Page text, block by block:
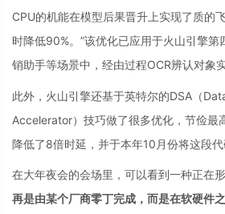
CPU的机能在模型后果晋升上实现了质的
时降低90%。”该优化已应用于火山引擎第
销助手等场景中，经由过程OCR辨认对象
此外，火山引擎还基于英特尔的DSA（
Accelerator）技巧做了很多优化，节俭最
降低了8倍时延，并于本年10月份将这段代
在大年夜会的会场里，可以看到一种正在
再是由某个厂商零丁完成，而是在软硬件